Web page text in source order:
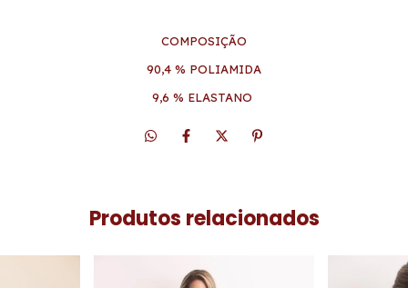
COMPOSIÇÃO
90,4 % POLIAMIDA
9,6 % ELASTANO
Produtos relacionados